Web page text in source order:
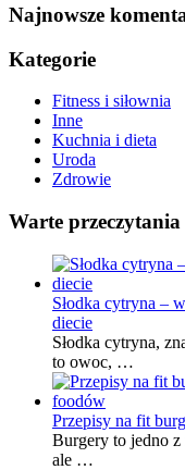
Najnowsze
Kategorie
Fitness i siłownia
Inne
Kuchnia i dieta
Uroda
Zdrowie
Warte przeczytania
Słodka cytryna –
diecie
Słodka cytryna,
to owoc, …
Przepisy na fit
Burgery to jedno
ale …